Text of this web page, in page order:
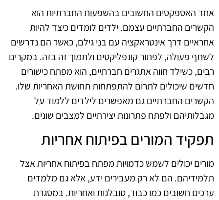
אחד האספקטים החשובים בהשפעות החברתיות הוא
הקשרים החברתיים עצמם. ילדים לומדים כיצד להיות
אחראיים דרך אינטראקציה עם בני גילם, כאשר הם נדרשים
לשתף פעולה, לפתור קונפליקטים ולתמוך זה בזה. במקרים
רבים, כשילד חווה אתגרים חברתיים, הוא מפתח כישורים
חדשים שיכולים לתרום להתפתחות תחושת האחריות שלו.
הקשרים החברתיים גם מאפשרים לילדים ללמוד על
מגבלותיהם ולפתח פתרונות יצירתיים למצבים שונים.
תפקיד המורים בפיתוח אחריות
מורים יכולים לשמש כדמויות מפתח בפיתוח אחריות אצל
תלמידיהם. הם לא רק מעבירים ידע, אלא גם מלמדים
ערכים חשובים כמו כבוד, סובלנות ואחריות. במסגרת